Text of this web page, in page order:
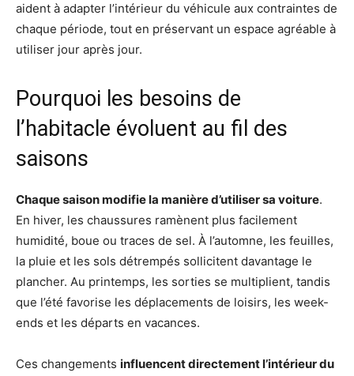
aident à adapter l’intérieur du véhicule aux contraintes de
chaque période, tout en préservant un espace agréable à
utiliser jour après jour.
Pourquoi les besoins de
l’habitacle évoluent au fil des
saisons
Chaque saison modifie la manière d’utiliser sa voiture.
En hiver, les chaussures ramènent plus facilement
humidité, boue ou traces de sel. À l’automne, les feuilles,
la pluie et les sols détrempés sollicitent davantage le
plancher. Au printemps, les sorties se multiplient, tandis
que l’été favorise les déplacements de loisirs, les week-
ends et les départs en vacances.
Ces changements influencent directement l’intérieur du